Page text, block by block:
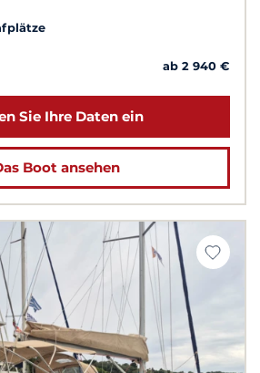
ab 2 940 €
Sie Ihre Daten ein
Boot ansehen